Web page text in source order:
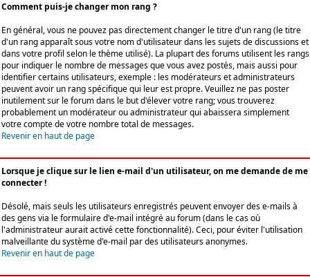
Comment puis-je changer mon rang ?
En général, vous ne pouvez pas directement changer le titre d'un rang (le titre
d'un rang apparaît sous votre nom d'utilisateur dans les sujets de discussions et
dans votre profil selon le thème utilisé). La plupart des forums utilisent les rangs
pour indiquer le nombre de messages que vous avez postés, mais aussi pour
identifier certains utilisateurs, exemple : les modérateurs et administrateurs
peuvent avoir un rang spécifique qui leur est propre. Veuillez ne pas poster
inutilement sur le forum dans le but d'élever votre rang; vous trouverez
probablement un modérateur ou administrateur qui abaissera simplement
votre compte de votre nombre total de messages.
Revenir en haut de page
Lorsque je clique sur le lien e-mail d'un utilisateur, on me demande de me
connecter !
Désolé, mais seuls les utilisateurs enregistrés peuvent envoyer des e-mails à
des gens via le formulaire d'e-mail intégré au forum (dans le cas où
l'administrateur aurait activé cette fonctionnalité). Ceci, pour éviter l'utilisation
malveillante du système d'e-mail par des utilisateurs anonymes.
Revenir en haut de page